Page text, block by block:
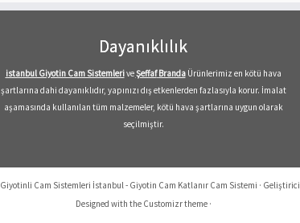
Dayanıklılık
istanbul Giyotin Cam SistemleriveŞeffaf BrandaÜrünlerimiz en kötü hava
şartlarına dahi dayanıklıdır, yapınızı dış etkenlerden fazlasıyla korur. İmalat
aşamasında kullanılan tüm malzemeler, kötü hava şartlarına uygun olarak
seçilmiştir.
Giyotinli Cam Sistemleri İstanbul - Giyotin Cam Katlanır Cam Sistemi · Geliştirici
Designed with the Customizr theme·